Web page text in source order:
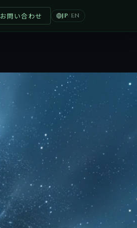
お問い合わせ JP/ EN